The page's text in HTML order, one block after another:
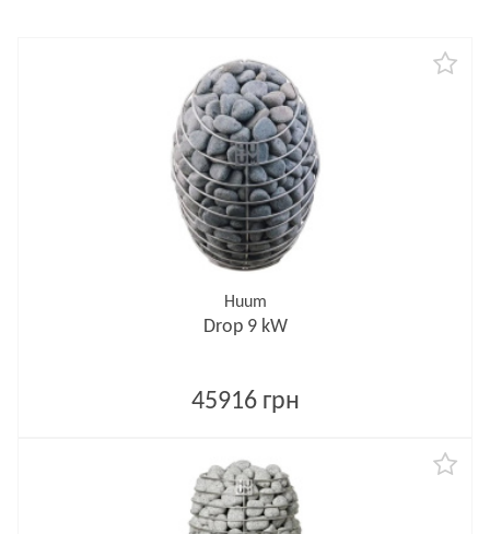
Huum
Drop 9 kW
45916 грн